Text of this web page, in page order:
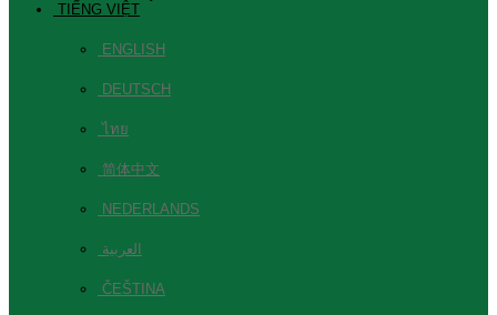
TIẾNG VIỆT
ENGLISH
DEUTSCH
ไทย
简体中文
NEDERLANDS
العربية
ČEŠTINA